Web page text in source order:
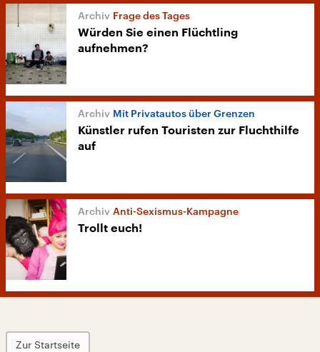
Frage des Tages
Würden Sie einen Flüchtling
aufnehmen?
Mit Privatautos über Grenzen
Künstler rufen Touristen zur Fluchthilfe
auf
Anti-Sexismus-Kampagne
Trollt euch!
Zur Startseite